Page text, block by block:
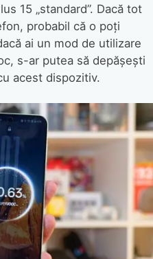
15 „standard”. Dacă tot
probabil că o poți
ai un mod de utilizare
s-ar putea să depășești
acest dispozitiv.